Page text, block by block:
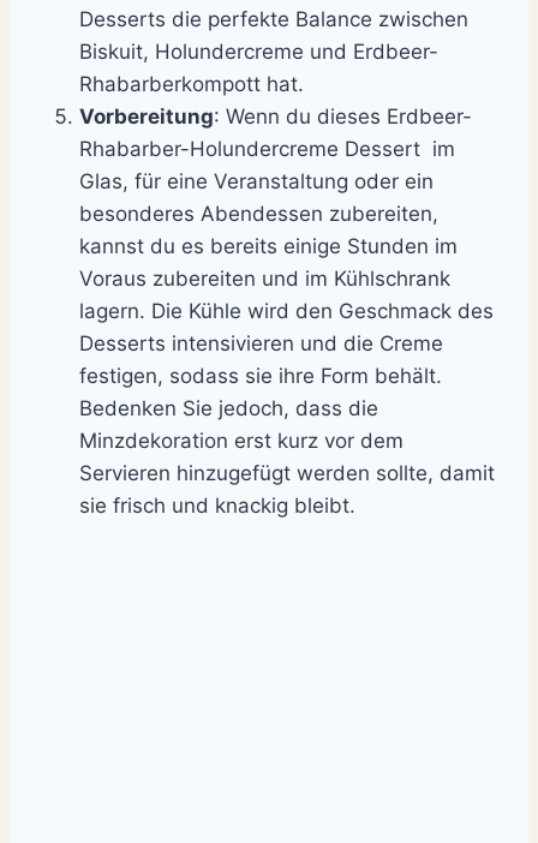
Desserts die perfekte Balance zwischen
Biskuit, Holundercreme und Erdbeer-
Rhabarberkompott hat.
Vorbereitung: Wenn du dieses Erdbeer-
Rhabarber-Holundercreme Dessert im
Glas, für eine Veranstaltung oder ein
besonderes Abendessen zubereiten,
kannst du es bereits einige Stunden im
Voraus zubereiten und im Kühlschrank
lagern. Die Kühle wird den Geschmack des
Desserts intensivieren und die Creme
festigen, sodass sie ihre Form behält.
Bedenken Sie jedoch, dass die
Minzdekoration erst kurz vor dem
Servieren hinzugefügt werden sollte, damit
sie frisch und knackig bleibt.